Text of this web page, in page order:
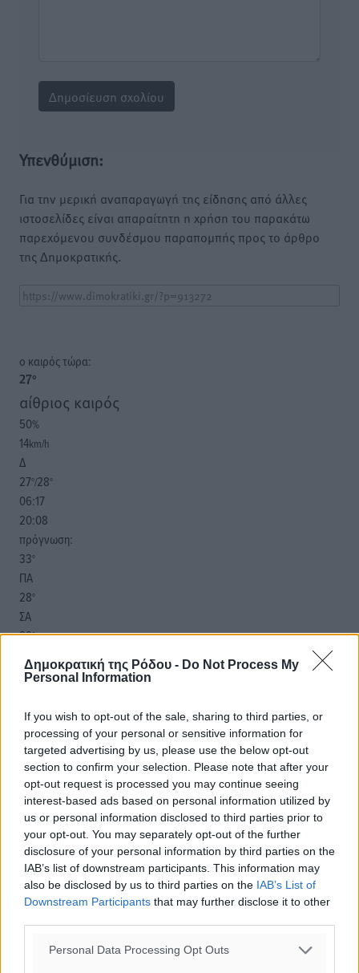
Δημοκρατική της Ρόδου - Do Not Process My
Personal Information
If you wish to opt-out of the sale, sharing to third parties, or
processing of your personal or sensitive information for
targeted advertising by us, please use the below opt-out
section to confirm your selection. Please note that after your
opt-out request is processed you may continue seeing
interest-based ads based on personal information utilized by
us or personal information disclosed to third parties prior to
your opt-out. You may separately opt-out of the further
disclosure of your personal information by third parties on the
IAB’s list of downstream participants. This information may
also be disclosed by us to third parties on the IAB’s List of
Downstream Participants that may further disclose it to other
Personal Data Processing Opt Outs
Υπενθύμιση:
Για την μερική αναπαραγωγή της είδησης από άλλες
ιστοσελίδες είναι απαραίτητη η χρήση του παρακάτω
παρεχόμενου συνδέσμου παραπομπής προς το άρθρο
της Δημοκρατικής.
o καιρός τώρα:
27°
αίθριος καιρός
50%
14km/h
Δ
27°/28°
06:17
20:08
πρόγνωση:
33°
ΠΑ
28°
ΣΑ
29°
29°